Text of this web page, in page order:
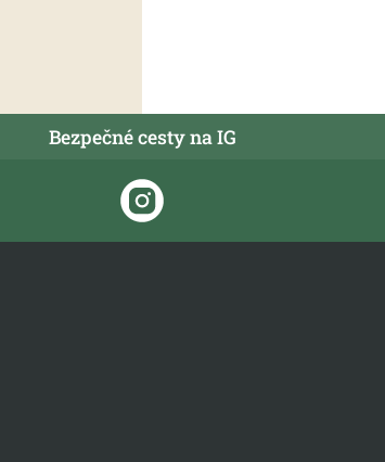
Bezpečné cesty na IG